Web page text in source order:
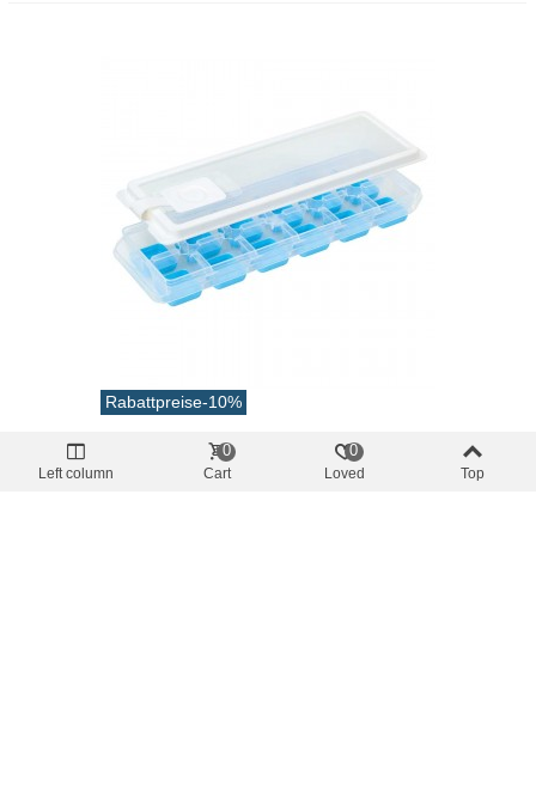
Rabattpreise-10%
Menaje camper
Formwürfel Eissilikon Mit Deckel Und
Left column Cart
0
Loved
0
Top